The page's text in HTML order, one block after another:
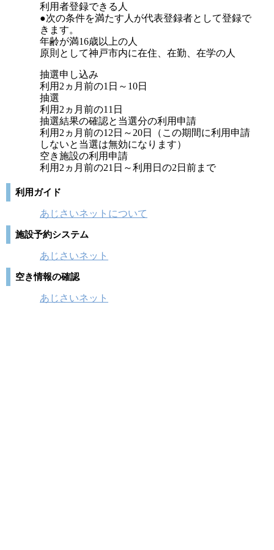
利用者登録できる人
●次の条件を満たす人が代表登録者として登録で
きます。
年齢が満16歳以上の人
原則として神戸市内に在住、在勤、在学の人
抽選申し込み
利用2ヵ月前の1日～10日
抽選
利用2ヵ月前の11日
抽選結果の確認と当選分の利用申請
利用2ヵ月前の12日～20日（この期間に利用申請
しないと当選は無効になります）
空き施設の利用申請
利用2ヵ月前の21日～利用日の2日前まで
利用ガイド
あじさいネットについて
施設予約システム
あじさいネット
空き情報の確認
あじさいネット